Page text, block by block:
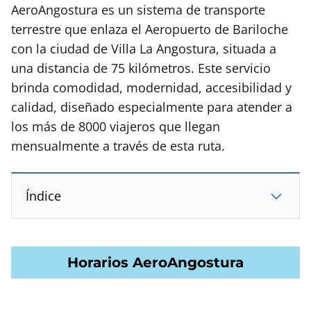
AeroAngostura es un sistema de transporte
terrestre que enlaza el Aeropuerto de Bariloche
con la ciudad de Villa La Angostura, situada a
una distancia de 75 kilómetros. Este servicio
brinda comodidad, modernidad, accesibilidad y
calidad, diseñado especialmente para atender a
los más de 8000 viajeros que llegan
mensualmente a través de esta ruta.
Índice
Horarios AeroAngostura